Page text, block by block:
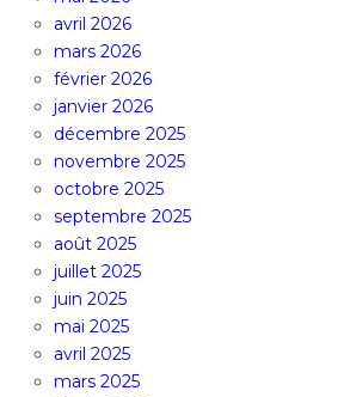
avril 2026
mars 2026
février 2026
janvier 2026
décembre 2025
novembre 2025
octobre 2025
septembre 2025
août 2025
juillet 2025
juin 2025
mai 2025
avril 2025
mars 2025